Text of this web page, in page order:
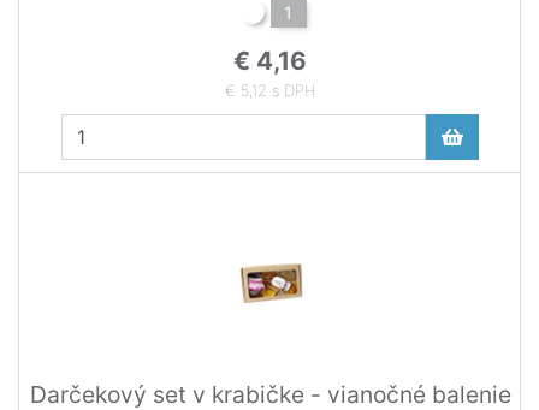
1
€ 4,16
€ 5,12 s DPH
Darčekový set v krabičke - vianočné balenie